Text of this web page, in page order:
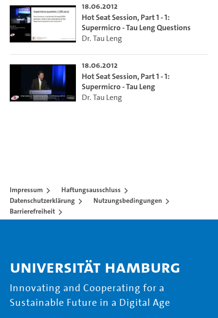
18.06.2012
Hot Seat Session, Part 1 - 1:
Supermicro - Tau Leng Questions
Dr. Tau Leng
18.06.2012
Hot Seat Session, Part 1 - 1:
Supermicro - Tau Leng
Dr. Tau Leng
Impressum
Haftungsausschluss
Datenschutzerklärung
Nutzungsbedingungen
Barrierefreiheit
Universität Hamburg
Innovating and Cooperating for a
Sustainable Future in a Digital Age